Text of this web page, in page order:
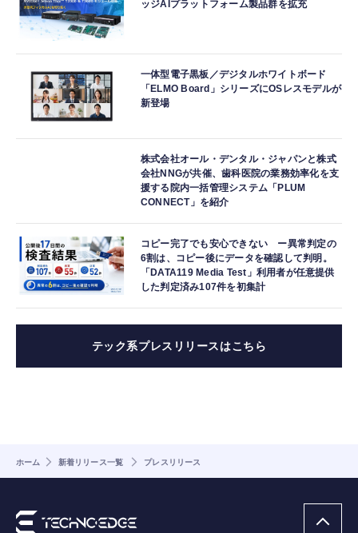
ッジAIプラットフォーム製品群を拡充
一体型電子黒板／デジタルホワイトボード
「ELMO Board」シリーズにOSレスモデルが
新登場
株式会社オール・デンタル・ジャパンと株式
会社NNGが共催、歯科医院の業務効率化を支
援する院内一括管理システム「PLUM
CONNECT」を紹介
コピー完了でも安心できない ー異常判定の
6割は、コピー後にデータを確認して判明。
「DATA119 Media Test」利用者が任意提供
した判定済み107件を初集計
テック系プレスリリースはこちら
ホーム 新着リリース一覧 プレスリリース